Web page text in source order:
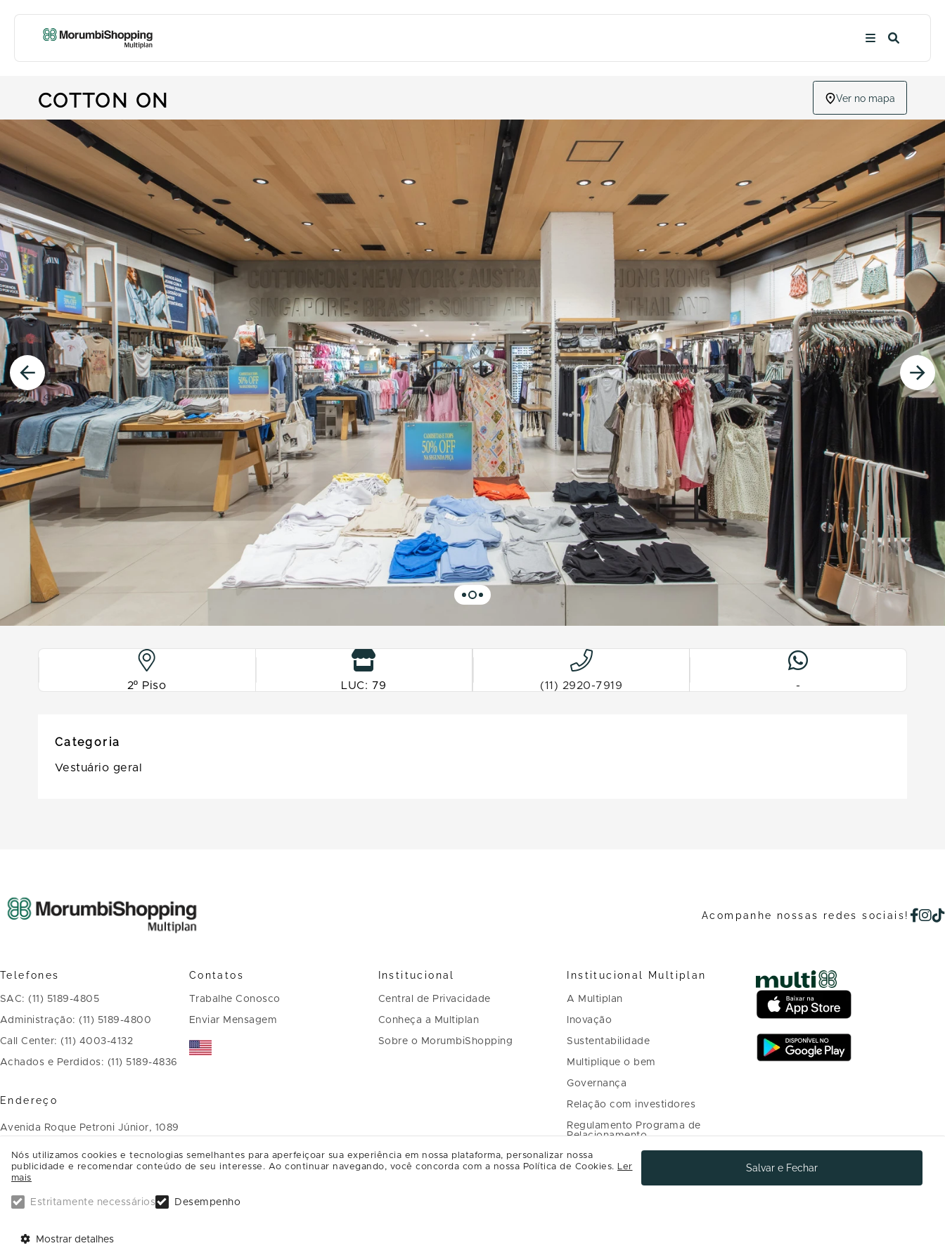
COTTON ON Ver no mapa
2º Piso LUC: 79 (11) 2920-7919 -
Categoria
Vestuário geral
Acompanhe nossas redes sociais!
Telefones
SAC: (11) 5189-4805
Administração: (11) 5189-4800
Call Center: (11) 4003-4132
Achados e Perdidos: (11) 5189-4836
Endereço
Avenida Roque Petroni Júnior, 1089
Jardim das Acácias - CEP: 04707-
900
São Paulo - SP
SAIBA COMO CHEGAR
Contatos
Trabalhe Conosco
Enviar Mensagem
Institucional
Central de Privacidade
Conheça a Multiplan
Sobre o MorumbiShopping
Institucional Multiplan
A Multiplan
Inovação
Sustentabilidade
Multiplique o bem
Governança
Relação com investidores
Regulamento Programa de
Relacionamento
Nós utilizamos cookies e tecnologias semelhantes para aperfeiçoar sua experiência em nossa plataforma, personalizar nossa
publicidade e recomendar conteúdo de seu interesse. Ao continuar navegando, você concorda com a nossa Política de Cookies. Ler
mais
Estritamente necessários Desempenho
Mostrar detalhes
Salvar e Fechar